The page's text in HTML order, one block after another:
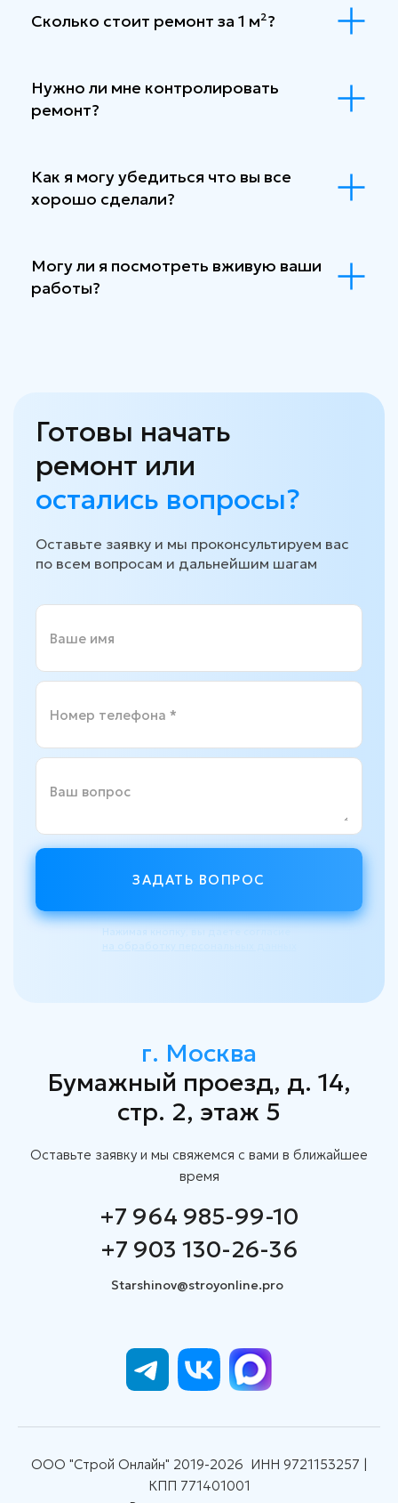
Сколько стоит ремонт за 1 м²?
Нужно ли мне контролировать
ремонт?
Как я могу убедиться что вы все
хорошо сделали?
Могу ли я посмотреть вживую ваши
работы?
Готовы начать
ремонт или
остались вопросы?
Оставьте заявку и мы проконсультируем вас
по всем вопросам и дальнейшим шагам
Ваше имя
Номер телефона *
Ваш вопрос
ЗАДАТЬ ВОПРОС
г. Москва
Бумажный проезд, д. 14,
стр. 2, этаж 5
Оставьте заявку и мы свяжемся с вами в ближайшее
время
+7 964 985-99-10
+7 903 130-26-36
Starshinov@stroyonline.pro
ООО "Строй Онлайн" 2019-2026 ИНН 9721153257 |
КПП 771401001